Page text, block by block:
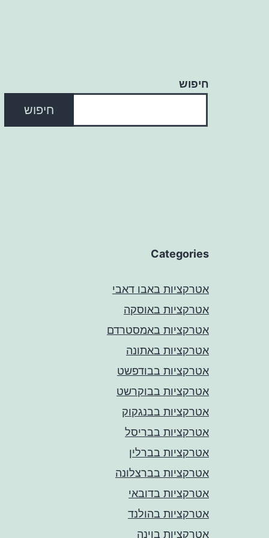
חיפוש
חיפוש
Categories
אטרקציות באבו דאבי
אטרקציות באוסקה
אטרקציות באמסטרדם
אטרקציות באתונה
אטרקציות בבודפשט
אטרקציות בבוקרשט
אטרקציות בבנגקוק
אטרקציות בבריסל
אטרקציות בברלין
אטרקציות בברצלונה
אטרקציות בדובאי
אטרקציות בהולנד
אטרקציות בוינה